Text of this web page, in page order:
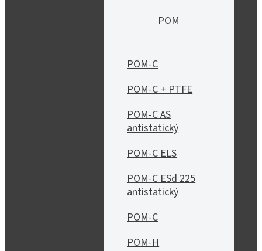
POM
POM-C
POM-C + PTFE
POM-C AS
antistatický
POM-C ELS
POM-C ESd 225
antistatický
POM-C
POM-H